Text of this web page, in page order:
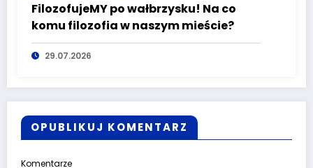
FilozofujeMY po wałbrzysku! Na co
komu filozofia w naszym mieście?
29.07.2026
OPUBLIKUJ KOMENTARZ
Komentarze